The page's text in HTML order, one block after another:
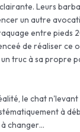
Leurs
un autre
entre pieds
de réaliser ce
truc à sa propre
le chat
à
changer…